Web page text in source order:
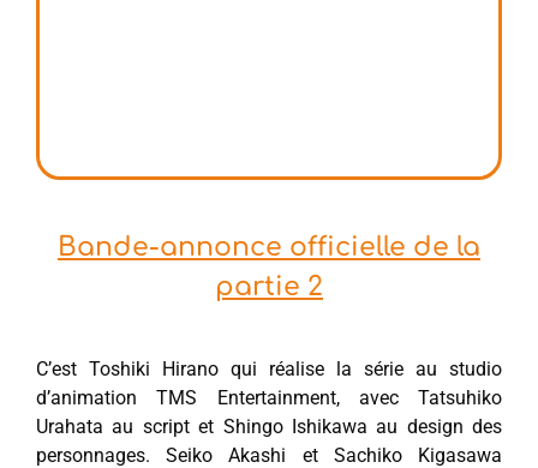
Bande-annonce officielle de la
partie 2
C’est Toshiki Hirano qui réalise la série au studio
d’animation TMS Entertainment, avec Tatsuhiko
Urahata au script et Shingo Ishikawa au design des
personnages. Seiko Akashi et Sachiko Kigasawa